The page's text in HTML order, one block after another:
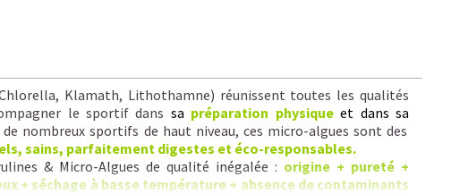
Klamath, Lithothamne) réunissent toutes les qualités
le sportif dans sa préparation physique et dans sa
de nombreux sportifs de haut niveau, ces micro-algues sont des
sains, parfaitement digestes et éco-responsables.
& Micro-Algues de qualité inégalée : origine + pureté +
+ séchage à basse température + absence de contaminants